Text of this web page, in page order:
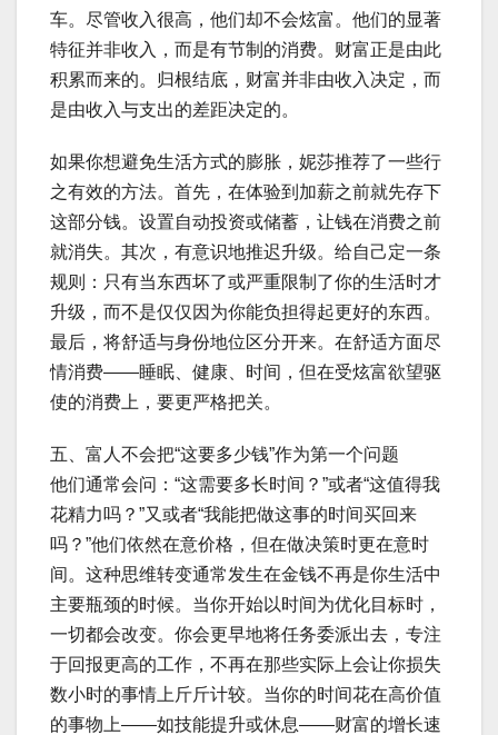
车。尽管收入很高，他们却不会炫富。他们的显著
特征并非收入，而是有节制的消费。财富正是由此
积累而来的。归根结底，财富并非由收入决定，而
是由收入与支出的差距决定的。
如果你想避免生活方式的膨胀，妮莎推荐了一些行
之有效的方法。首先，在体验到加薪之前就先存下
这部分钱。设置自动投资或储蓄，让钱在消费之前
就消失。其次，有意识地推迟升级。给自己定一条
规则：只有当东西坏了或严重限制了你的生活时才
升级，而不是仅仅因为你能负担得起更好的东西。
最后，将舒适与身份地位区分开来。在舒适方面尽
情消费——睡眠、健康、时间，但在受炫富欲望驱
使的消费上，要更严格把关。
五、富人不会把“这要多少钱”作为第一个问题
他们通常会问：“这需要多长时间？”或者“这值得我
花精力吗？”又或者“我能把做这事的时间买回来
吗？”他们依然在意价格，但在做决策时更在意时
间。这种思维转变通常发生在金钱不再是你生活中
主要瓶颈的时候。当你开始以时间为优化目标时，
一切都会改变。你会更早地将任务委派出去，专注
于回报更高的工作，不再在那些实际上会让你损失
数小时的事情上斤斤计较。当你的时间花在高价值
的事物上——如技能提升或休息——财富的增长速